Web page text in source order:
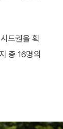
드권을 획
총 16명의